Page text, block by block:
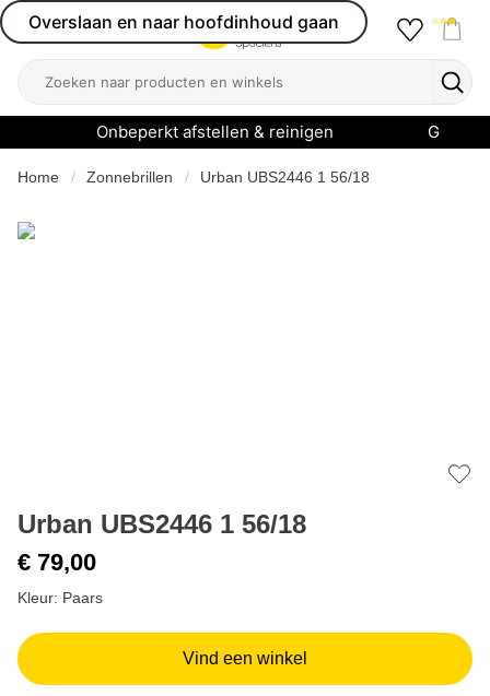
Overslaan en naar hoofdinhoud gaan
Open menu
Zoeken
Onbeperkt afstellen & reinigen
Home Zonnebrillen Urban UBS2446 1 56/18
Urban UBS2446 1 56/18
€ 79,00
Kleur: Paars
Vind een winkel